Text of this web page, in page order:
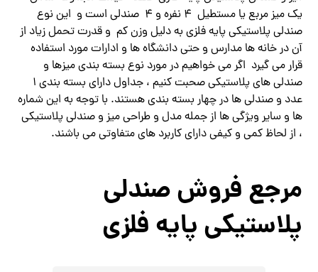
یک میز مربع یا مستطیل 4 نفره و 4 صندلی است و این نوع
صندلی پلاستیکی پایه فلزی به دلیل وزن کم و قدرت تحمل زیاد از
آن در خانه ها مدارس و حتی دانشگاه ها و ادارات مورد استفاده
قرار می گیرد اگر می خواهیم در مورد نوع بسته بندی میزها و
صندلی های پلاستیکی صحبت کنیم ، جداول دارای بسته بندی 1
عدد و صندلی ها در چهار بسته بندی هستند. با توجه به این شماره
ها و سایر ویژگی ها از جمله مدل و طراحی میز و صندلی پلاستیکی
، از لحاظ کمی و کیفی دارای کاربرد های متفاوتی می باشند.
مرجع فروش صندلی
پلاستیکی پایه فلزی